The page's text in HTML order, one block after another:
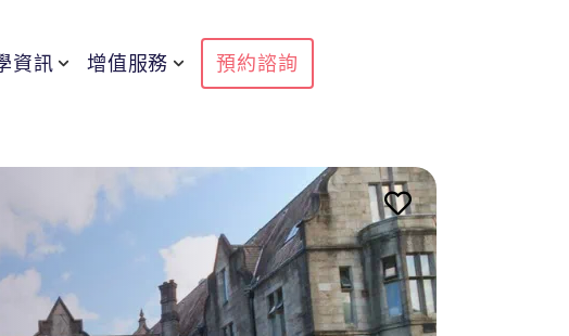
資訊 增值服務 預約諮詢